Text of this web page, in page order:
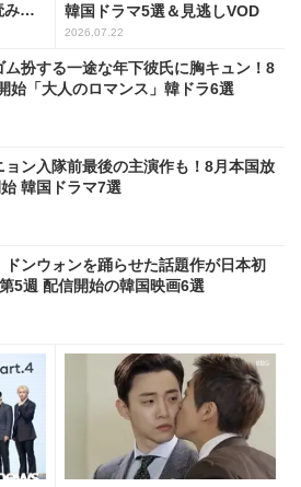
み合
韓国ドラマ5選＆見逃しVOD
2026.07.22
ム扮する一途な年下彼氏に胸キュン！8
始「大人のロマンス」韓ドラ6選
ョン入隊前最後の主演作も！8月本国放
韓国ドラマ7選
ドンウォンを踊らせた話題作が日本初
第5週 配信開始の韓国映画6選